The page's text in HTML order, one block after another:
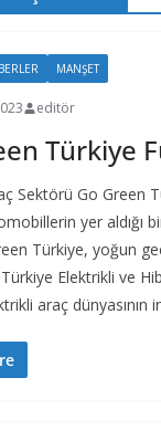
MANŞET
editör
Türkiye
Sektörü Go Green
yer aldığı
Türkiye, yoğun
Elektrikli ve
araç